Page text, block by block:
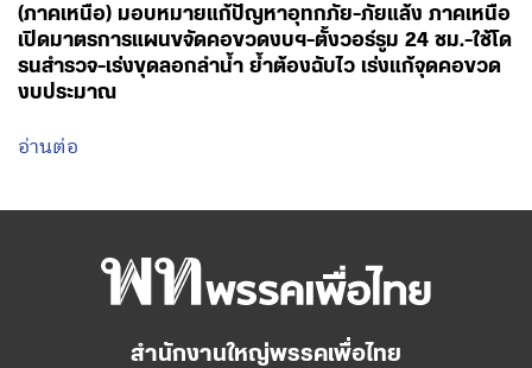
(ภาคเหนือ) มอบหมายแก้ปัญหาอุทกภัย-ภัยแล้ง ภาคเหนือ
เปิดมาตรการแผนขจัดคอขวดงบฯ-ตั้งวอร์รูม 24 ชม.-ใช้โด
รนสำรวจ-เร่งขุดลอกลำน้ำ ย้ำต้องฉับไว เร่งแก้จุดคอขวด
งบประมาณ
อ่านต่อ
สำนักงานใหญ่พรรคเพื่อไทย